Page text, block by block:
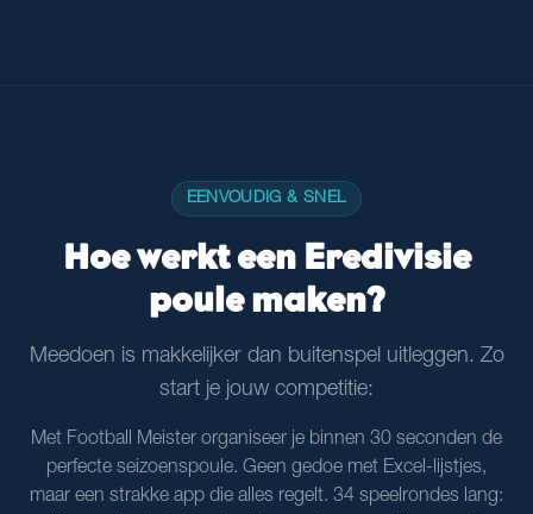
EENVOUDIG & SNEL
Hoe werkt een Eredivisie
poule maken?
Meedoen is makkelijker dan buitenspel uitleggen. Zo
start je jouw competitie:
Met Football Meister organiseer je binnen 30 seconden de
perfecte seizoenspoule. Geen gedoe met Excel-lijstjes,
maar een strakke app die alles regelt. 34 speelrondes lang: